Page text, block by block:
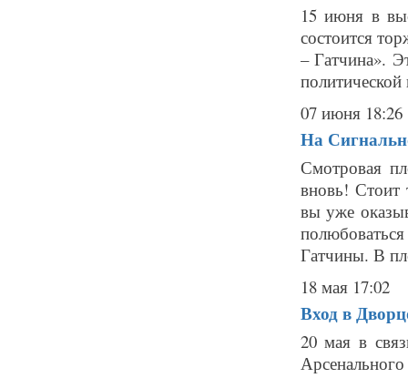
15 июня в
состоится
– Гатчина».
07 июня 18:26
На
Смотровая
вновь! Стоит
вы уже
Гатчины. В
18 мая 17:02
Вход в
20 мая в